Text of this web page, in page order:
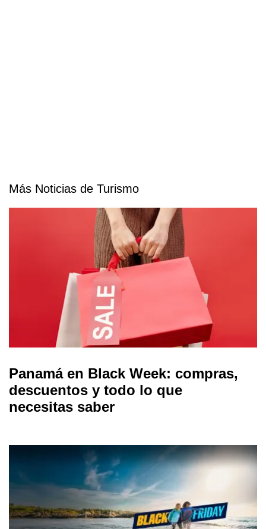
Más Noticias de Turismo
Panamá en Black Week: compras,
descuentos y todo lo que
necesitas saber